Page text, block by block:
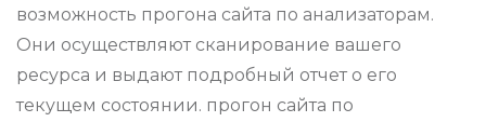
возможность прогона сайта по анализаторам.
Они осуществляют сканирование вашего
ресурса и выдают подробный отчет о его
текущем состоянии. прогон сайта по